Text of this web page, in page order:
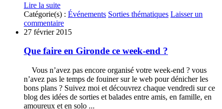
Lire la suite
Catégorie(s) : Événements Sorties thématiques Laisser un
commentaire
27 février 2015
Que faire en Gironde ce week-end ?
Vous n’avez pas encore organisé votre week-end ? vous
n’avez pas le temps de fouiner sur le web pour dénicher les
bons plans ? Suivez moi et découvrez chaque vendredi sur ce
blog des idées de sorties et balades entre amis, en famille, en
amoureux et en solo ...